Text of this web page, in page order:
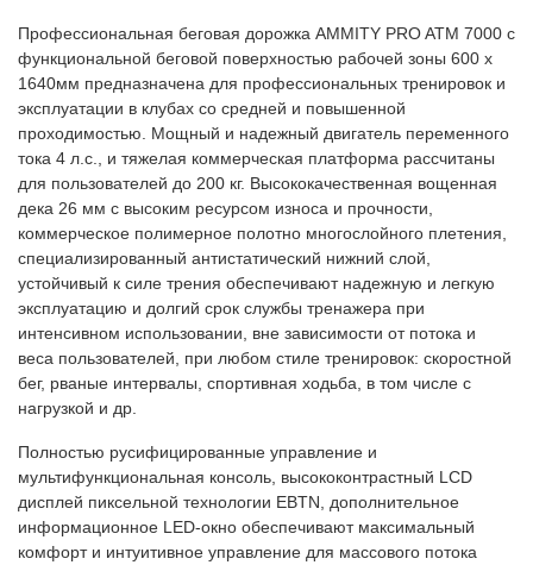
Профессиональная беговая дорожка AMMITY PRO ATM 7000 с
функциональной беговой поверхностью рабочей зоны 600 х
1640мм предназначена для профессиональных тренировок и
эксплуатации в клубах со средней и повышенной
проходимостью. Мощный и надежный двигатель переменного
тока 4 л.с., и тяжелая коммерческая платформа рассчитаны
для пользователей до 200 кг. Высококачественная вощенная
дека 26 мм с высоким ресурсом износа и прочности,
коммерческое полимерное полотно многослойного плетения,
специализированный антистатический нижний слой,
устойчивый к силе трения обеспечивают надежную и легкую
эксплуатацию и долгий срок службы тренажера при
интенсивном использовании, вне зависимости от потока и
веса пользователей, при любом стиле тренировок: скоростной
бег, рваные интервалы, спортивная ходьба, в том числе с
нагрузкой и др.
Полностью русифицированные управление и
мультифункциональная консоль, высококонтрастный LCD
дисплей пиксельной технологии EBTN, дополнительное
информационное LED-окно обеспечивают максимальный
комфорт и интуитивное управление для массового потока